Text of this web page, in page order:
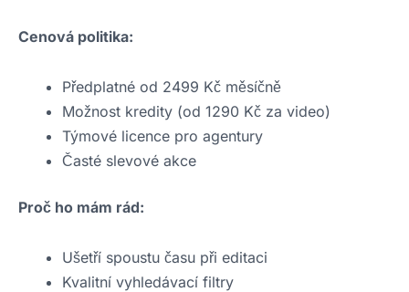
Cenová politika:
Předplatné od 2499 Kč měsíčně
Možnost kredity (od 1290 Kč za video)
Týmové licence pro agentury
Časté slevové akce
Proč ho mám rád:
Ušetří spoustu času při editaci
Kvalitní vyhledávací filtry